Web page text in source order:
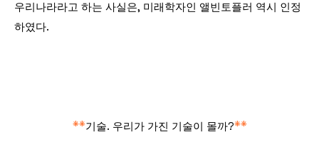
우리나라라고 하는 사실은, 미래학자인 앨빈토플러 역시 인정
하였다.
**기술. 우리가 가진 기술이 몰까?**